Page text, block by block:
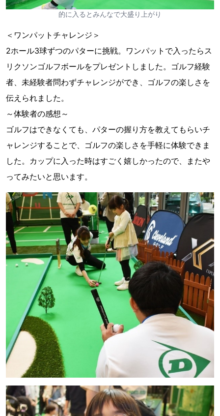
的に入るとみんなで大盛り上がり
＜ワンパットチャレンジ＞
2ホール3球ずつのパターに挑戦。ワンパットで入ったらス
リクソンゴルフボールをプレゼントしました。ゴルフ経験
者、未経験者問わずチャレンジができ、ゴルフの楽しさを
伝えられました。
～体験者の感想～
ゴルフはできなくても、パターの握り方を教えてもらいチ
ャレンジすることで、ゴルフの楽しさを手軽に体験できま
した。カップに入った時はすごく嬉しかったので、またや
ってみたいと思います。